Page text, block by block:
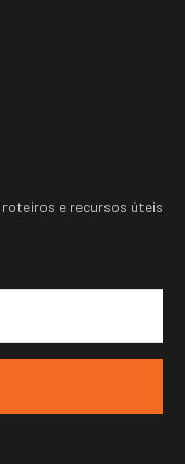
e recursos úteis